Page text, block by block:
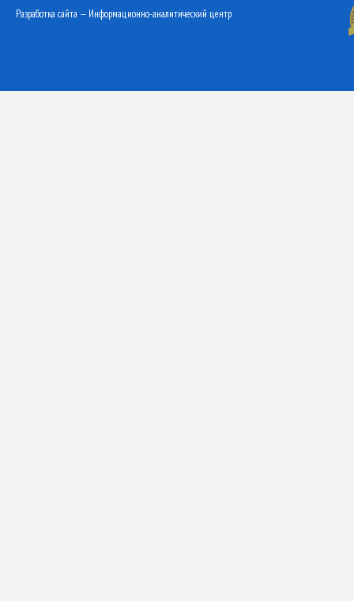
Разработка сайта — Информационно-аналитический центр